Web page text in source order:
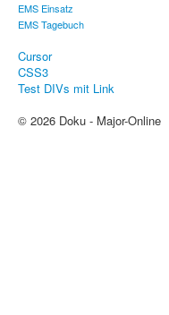
PovRay
PHP
Webdesign
CMS
EMS Einsatz
EMS Tagebuch
Cursor
CSS3
Test DIVs mit Link
© 2026 Doku - Major-Online